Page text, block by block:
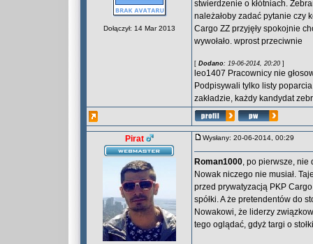
Dołączył: 14 Mar 2013
stwierdzenie o kłótniach.
należałoby zadać pytanie czy
Cargo ZZ przyjęły spokojnie
wywołało. wprost przeciwnie
[ Dodano: 19-06-2014, 20:20 ]
leo1407 Pracownicy nie
Podpisywali tylko listy
zakładzie, każdy kandydat
Pirat Wysłany: 20-06-2014, 00:29
Roman1000, po pierwsze, nie
Nowak niczego nie musiał.
przed prywatyzacją PKP
spółki. A że pretendentów do
Nowakowi, że liderzy
tego oglądać, gdyż targi o